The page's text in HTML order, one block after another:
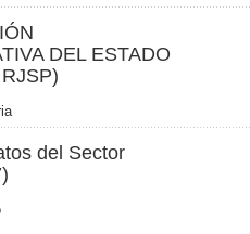
DEL ESTADO
del Sector